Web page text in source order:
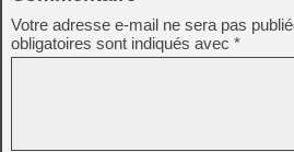
Votre adresse e-mail ne sera pas
obligatoires sont indiqués avec *